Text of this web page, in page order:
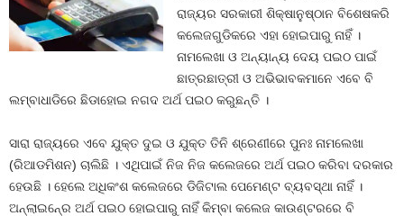
ରାଜ୍ୟର ସରକାରୀ ଶିକ୍ଷାନୁଷ୍ଠାନ ବିଶେଷକରି
କଲେଜଗୁଡିକରେ ଏହା ହୋଇପାରୁ ନାହିଁ ।
ନାମଲେଖା ଓ ଅନ୍ୟାନ୍ୟ ଦେୟ ପଇଠ ପାଇଁ
ଛାତ୍ରଛାତ୍ରୀ ଓ ଅଭିଭାବକମାନେ ଏବେ ବି
ଲମ୍ବାଧାଡିରେ ଛିଡାହୋଇ ନଗଦ ଅର୍ଥ ପଇଠ କରୁଛନ୍ତି ।
ସାରା ରାଜ୍ୟରେ ଏବେ ଯୁକ୍ତ ଦୁଇ ଓ ଯୁକ୍ତ ତିନି ଶ୍ରେଣୀରେ ପୁନଃ ନାମଲେଖା
(ରିଆଡମିଶନ) ଚାଲିଛି । ଏଥିପାଇଁ ନିଜ ନିଜ କଲେଜରେ ଅର୍ଥ ପଇଠ କରିବା ଦରକାର
ହେଉଛି । ହେଲେ ଅଧିକଂଶ କଲେଜରେ ଡିଜିଟାଲ ପେମେଣ୍ଟ ବ୍ୟବସ୍ଥା ନାହିଁ ।
ଅନ୍‍ଲାଇନ୍‍ରେ ଅର୍ଥ ପଇଠ ହୋଇପାରୁ ନାହିଁ କିମ୍ବା କଲେଜ କାଉଣ୍ଟରରେ ବି